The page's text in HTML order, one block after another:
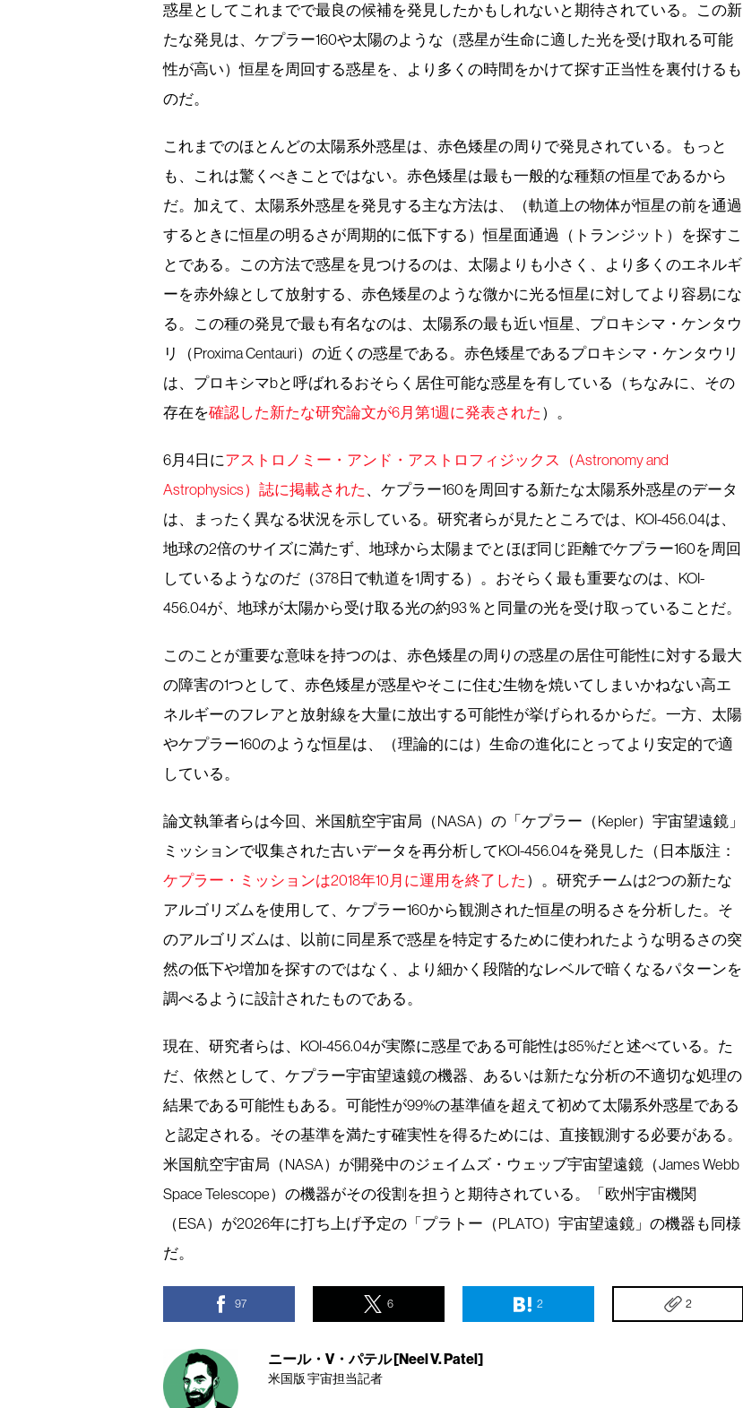
惑星としてこれまでで最良の候補を発見したかもしれないと期待されている。この新
たな発見は、ケプラー160や太陽のような（惑星が生命に適した光を受け取れる可能
性が高い）恒星を周回する惑星を、より多くの時間をかけて探す正当性を裏付けるも
のだ。
これまでのほとんどの太陽系外惑星は、赤色矮星の周りで発見されている。もっと
も、これは驚くべきことではない。赤色矮星は最も一般的な種類の恒星であるから
だ。加えて、太陽系外惑星を発見する主な方法は、（軌道上の物体が恒星の前を通過
するときに恒星の明るさが周期的に低下する）恒星面通過（トランジット）を探すこ
とである。この方法で惑星を見つけるのは、太陽よりも小さく、より多くのエネルギ
ーを赤外線として放射する、赤色矮星のような微かに光る恒星に対してより容易にな
る。この種の発見で最も有名なのは、太陽系の最も近い恒星、プロキシマ・ケンタウ
リ（Proxima Centauri）の近くの惑星である。赤色矮星であるプロキシマ・ケンタウリ
は、プロキシマbと呼ばれるおそらく居住可能な惑星を有している（ちなみに、その
存在を確認した新たな研究論文が6月第1週に発表された ）。
6月4日にアストロノミー・アンド・アストロフィジックス（Astronomy and
Astrophysics）誌に掲載された 、ケプラー160を周回する新たな太陽系外惑星のデータ
は、まったく異なる状況を示している。研究者らが見たところでは、KOI-456.04は、
地球の2倍のサイズに満たず、地球から太陽までとほぼ同じ距離でケプラー160を周回
しているようなのだ（378日で軌道を1周する）。おそらく最も重要なのは、KOI-
456.04が、地球が太陽から受け取る光の約93％と同量の光を受け取っていることだ。
このことが重要な意味を持つのは、赤色矮星の周りの惑星の居住可能性に対する最大
の障害の1つとして、赤色矮星が惑星やそこに住む生物を焼いてしまいかねない高エ
ネルギーのフレアと放射線を大量に放出する可能性が挙げられるからだ。一方、太陽
やケプラー160のような恒星は、（理論的には）生命の進化にとってより安定的で適
している。
論文執筆者らは今回、米国航空宇宙局（NASA）の「ケプラー（Kepler）宇宙望遠鏡」
ミッションで収集された古いデータを再分析してKOI-456.04を発見した（日本版注：
ケプラー・ミッションは2018年10月に運用を終了した ）。研究チームは2つの新たな
アルゴリズムを使用して、ケプラー160から観測された恒星の明るさを分析した。そ
のアルゴリズムは、以前に同星系で惑星を特定するために使われたような明るさの突
然の低下や増加を探すのではなく、より細かく段階的なレベルで暗くなるパターンを
調べるように設計されたものである。
現在、研究者らは、KOI-456.04が実際に惑星である可能性は85%だと述べている。た
だ、依然として、ケプラー宇宙望遠鏡の機器、あるいは新たな分析の不適切な処理の
結果である可能性もある。可能性が99%の基準値を超えて初めて太陽系外惑星である
と認定される。その基準を満たす確実性を得るためには、直接観測する必要がある。
米国航空宇宙局（NASA）が開発中のジェイムズ・ウェッブ宇宙望遠鏡（James Webb
Space Telescope）の機器がその役割を担うと期待されている。「欧州宇宙機関
（ESA）が2026年に打ち上げ予定の「プラトー（PLATO）宇宙望遠鏡」の機器も同様
だ。
97 6 2 2
ニール・V・パテル [Neel V. Patel]
米国版 宇宙担当記者